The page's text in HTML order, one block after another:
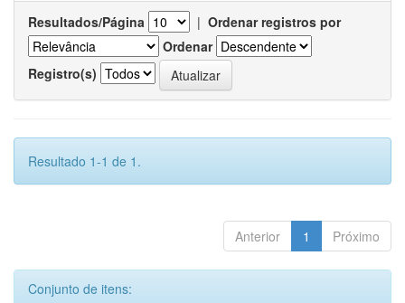
Resultados/Página | Ordenar registros por
Ordenar
Registro(s)
Resultado 1-1 de 1.
Anterior 1 Próximo
Conjunto de itens: